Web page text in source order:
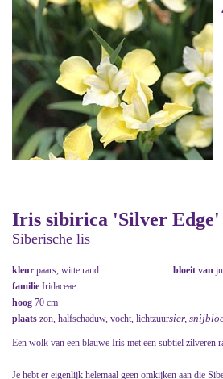
Iris sibirica 'Silver Edge'
Siberische lis
kleur paars, witte rand bloeit van
familie Iridaceae
hoog 70 cm
plaats zon, halfschaduw, vocht, lichtzuursier,
Een wolk van een blauwe Iris met een subtiel zilveren
Je hebt er eigenlijk helemaal geen omkijken aan die